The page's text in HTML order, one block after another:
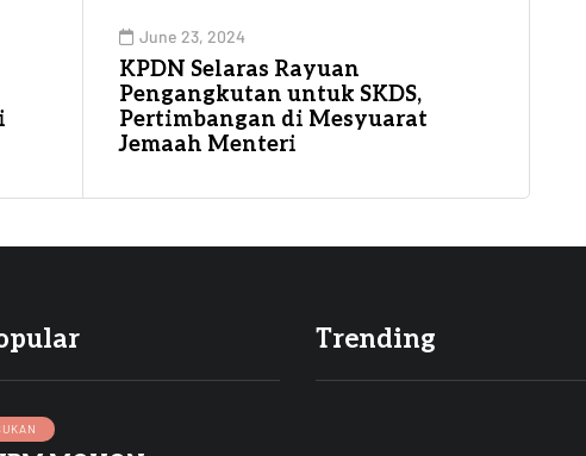
June 23, 2024
KPDN Selaras Rayuan
Pengangkutan untuk SKDS,
Pertimbangan di Mesyuarat
Jemaah Menteri
Trending